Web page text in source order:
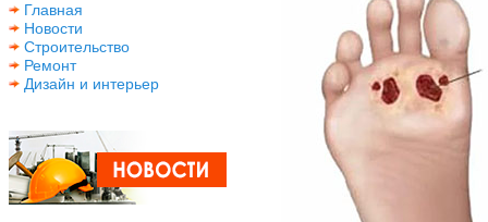
Главная
Новости
Строительство
Ремонт
Дизайн и интерьер